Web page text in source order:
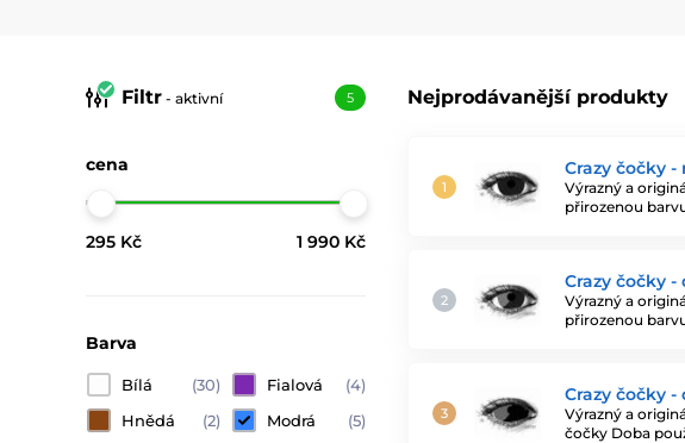
Nejprodávanější produkty
Crazy čočky
Výrazný a
přirozenou
Crazy čočky
Výrazný a
přirozenou
Crazy čočky -
Výrazný a
čočky Doba
Filtr - aktivní 5
cena
295 Kč 1 990 Kč
Barva
Bílá (30) Fialová
(4)
Hnědá
(2) Modrá
(5)